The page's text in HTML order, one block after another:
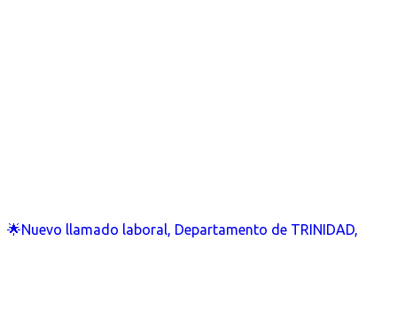
🌟Nuevo llamado laboral, Departamento de TRINIDAD,